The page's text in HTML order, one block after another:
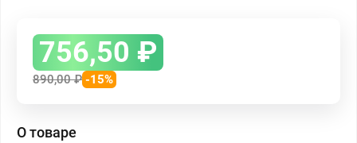
756,50 ₽
890,00₽ -15%
О товаре